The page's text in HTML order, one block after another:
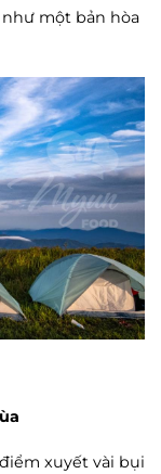
một bản hòa
điểm xuyết vài bụi